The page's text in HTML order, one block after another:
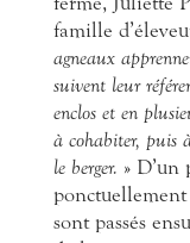
famille
agneaux
suivent leur
enclos et en
à cohabiter, puis
le berger. »
sont passés